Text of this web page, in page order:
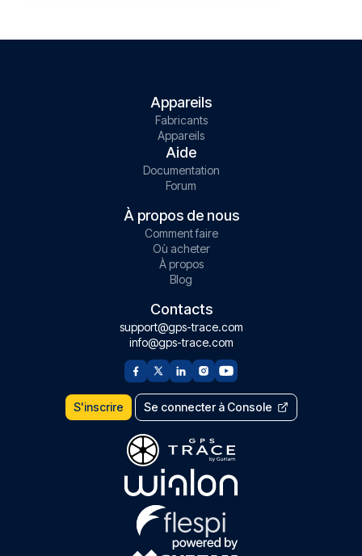
Appareils
Fabricants
Appareils
Aide
Documentation
Forum
À propos de nous
Comment faire
Où acheter
À propos
Blog
Contacts
support@gps-trace.com
info@gps-trace.com
S'inscrire Se connecter à Console